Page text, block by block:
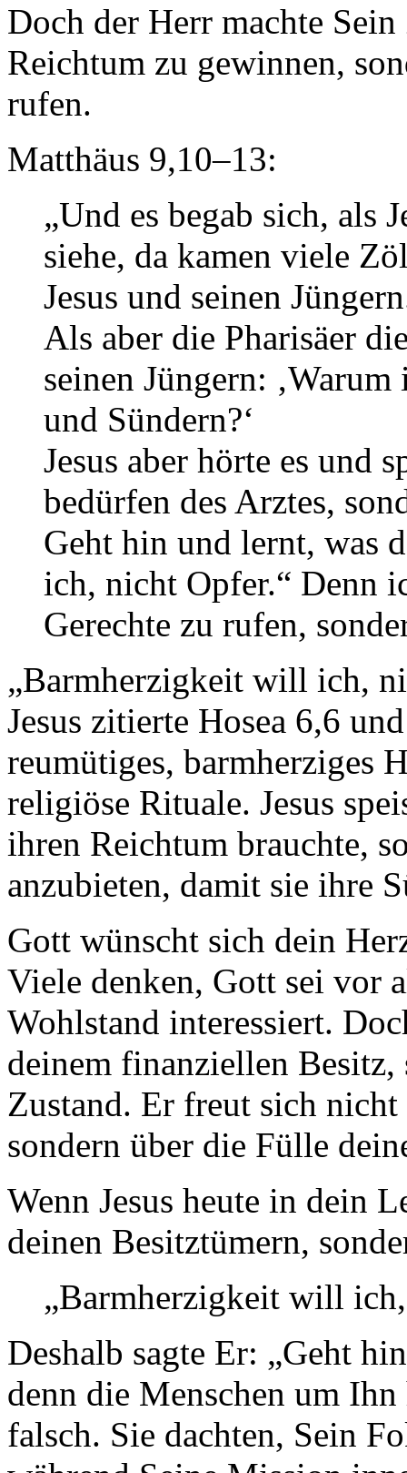
Doch der Herr machte
Reichtum zu gewinnen,
rufen.
Matthäus 9,10–13:
„Und es begab sich, als
siehe, da kamen viele
Jesus und seinen
Als aber die Pharisäer
seinen Jüngern:
und Sündern?‘
Jesus aber hörte es und
bedürfen des Arztes,
Geht hin und lernt, was
ich, nicht Opfer.“ Denn
Gerechte zu rufen,
„Barmherzigkeit will ich,
Jesus zitierte Hosea 6,6
reumütiges, barmherziges
religiöse Rituale. Jesus
ihren Reichtum brauchte,
anzubieten, damit sie ihre
Gott wünscht sich dein
Viele denken, Gott sei vor
Wohlstand interessiert.
deinem finanziellen
Zustand. Er freut sich
sondern über die Fülle
Wenn Jesus heute in dein
deinen Besitztümern,
„Barmherzigkeit will
Deshalb sagte Er: „Geht
denn die Menschen um
falsch. Sie dachten, Sein